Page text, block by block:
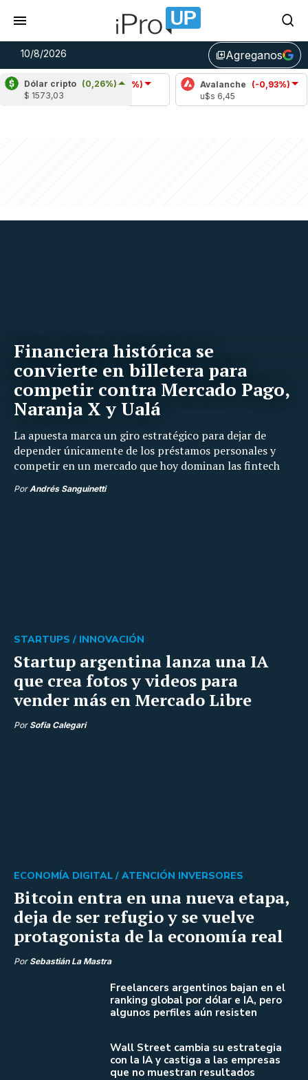
10/8/2026 library_addAgreganos
Dólar cripto (0,26%)
$ 1573,03
Cardano (-1,28%)
u$s 0,20
Avalanche (-0,93%)
Financiera histórica se
convierte en billetera para
competir contra Mercado Pago,
Naranja X y Ualá
La apuesta marca un giro estratégico para dejar de
depender únicamente de los préstamos personales y
competir en un mercado que hoy dominan las fintech
Por Andrés Sanguinetti
Startup argentina lanza una IA
que crea fotos y videos para
vender más en Mercado Libre
STARTUPS / INNOVACIÓN
Por Sofia Calegari
Bitcoin entra en una nueva etapa,
deja de ser refugio y se vuelve
protagonista de la economía real
ECONOMÍA DIGITAL / ATENCIÓN INVERSORES
Por Sebastián La Mastra
Freelancers argentinos bajan en el
ranking global por dólar e IA, pero
algunos perfiles aún resisten
Wall Street cambia su estrategia
con la IA y castiga a las empresas
que no muestran resultados